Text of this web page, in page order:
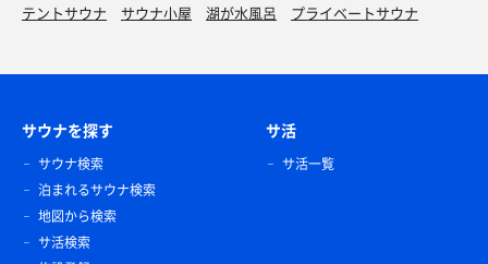
テントサウナ
サウナ小屋 湖が水風呂 プライベートサウナ
サウナを探す
サウナ検索
泊まれるサウナ検索
地図から検索
サ活検索
サ活
サ活一覧